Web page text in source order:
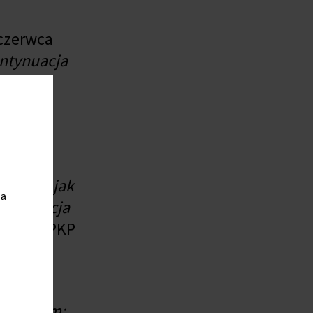
jak
w PKP